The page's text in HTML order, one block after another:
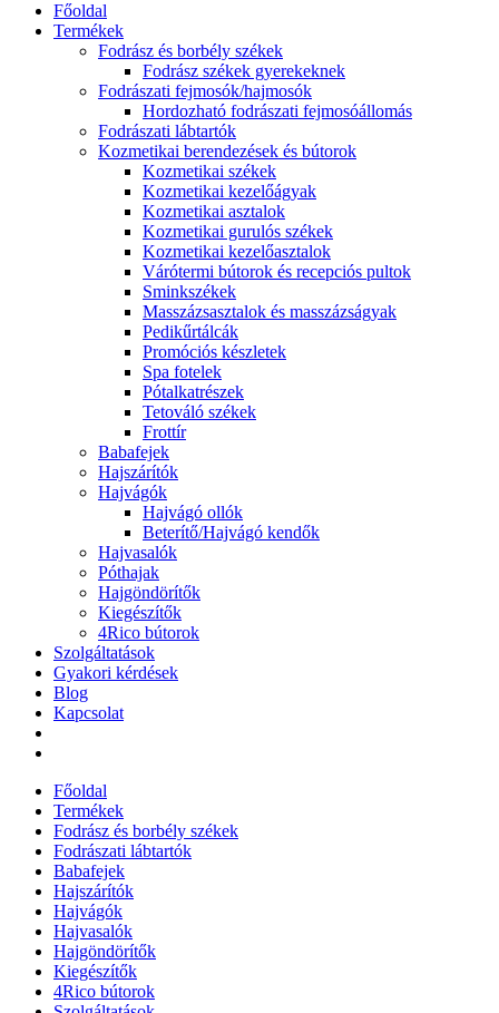
Főoldal
Termékek
Fodrász és borbély székek
Fodrász székek gyerekeknek
Fodrászati fejmosók/hajmosók
Hordozható fodrászati fejmosóállomás
Fodrászati lábtartók
Kozmetikai berendezések és bútorok
Kozmetikai székek
Kozmetikai kezelőágyak
Kozmetikai asztalok
Kozmetikai gurulós székek
Kozmetikai kezelőasztalok
Várótermi bútorok és recepciós pultok
Sminkszékek
Masszázsasztalok és masszázságyak
Pedikűrtálcák
Promóciós készletek
Spa fotelek
Pótalkatrészek
Tetováló székek
Frottír
Babafejek
Hajszárítók
Hajvágók
Hajvágó ollók
Beterítő/Hajvágó kendők
Hajvasalók
Póthajak
Hajgöndörítők
Kiegészítők
4Rico bútorok
Szolgáltatások
Gyakori kérdések
Blog
Kapcsolat
Főoldal
Termékek
Fodrász és borbély székek
Fodrászati lábtartók
Babafejek
Hajszárítók
Hajvágók
Hajvasalók
Hajgöndörítők
Kiegészítők
4Rico bútorok